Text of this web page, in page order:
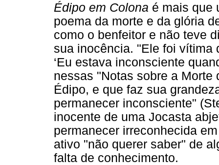
Édipo em Colona é mais que
poema da morte e da glória
como o benfeitor e não teve
sua inocência. "Ele foi vítima
‘Eu estava inconsciente
nessas "Notas sobre a Morte
Édipo, e que faz sua
permanecer inconsciente"
inocente de uma Jocasta
permanecer irreconhecida
ativo "não querer saber" de
falta de conhecimento.